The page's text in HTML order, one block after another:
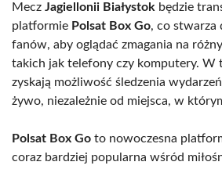
Mecz Jagiellonii Białystok będzie
platformie Polsat Box Go, co stwarza
fanów, aby oglądać zmagania na
takich jak telefony czy komputery. W
zyskają możliwość śledzenia
żywo, niezależnie od miejsca, w
Polsat Box Go to nowoczesna
coraz bardziej popularna wśród